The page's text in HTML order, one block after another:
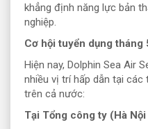
khẳng định năng lực bản
nghiệp.
Cơ hội tuyển dụng tháng
Hiện nay, Dolphin Sea Air
nhiều vị trí hấp dẫn tại
trên cả nước:
Tại Tổng công ty (Hà Nội